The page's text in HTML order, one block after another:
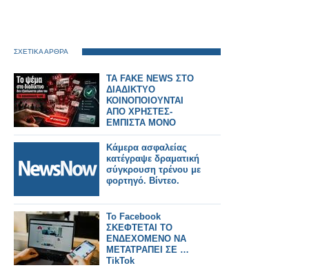
ΣΧΕΤΙΚΑ ΑΡΘΡΑ
TA FAKE NEWS ΣΤΟ
ΔΙΑΔΙΚΤΥΟ
ΚΟΙΝΟΠΟΙΟΥΝΤΑΙ
ΑΠΟ ΧΡΗΣΤΕΣ-
ΕΜΠΙΣΤΑ ΜΟΝΟ
ΑΞΙΟΠΙΣΤΑ SITE
Κάμερα ασφαλείας
κατέγραψε δραματική
σύγκρουση τρένου με
φορτηγό. Βίντεο.
Το Facebook
ΣΚΕΦΤΕΤΑΙ ΤΟ
ΕΝΔΕΧΟΜΕΝΟ ΝΑ
ΜΕΤΑΤΡΑΠΕΙ ΣΕ …
TikTok